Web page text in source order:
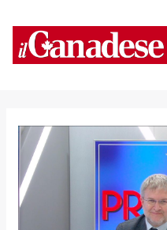
contenuto
articoli